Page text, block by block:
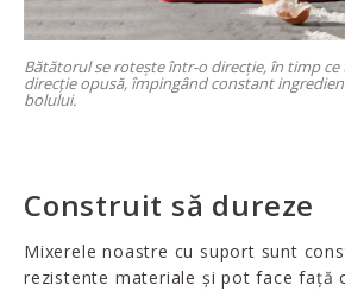
Bătătorul se rotește într-o direcție, în timp ce
direcție opusă, împingând constant
bolului.
Construit să dureze
Mixerele noastre cu suport sunt
rezistente materiale și pot face față